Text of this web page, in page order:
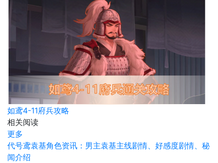
如鸢4-11府兵攻略
相关阅读
更多
代号鸢袁基角色资讯：男主袁基主线剧情、好感度剧情、秘
闻介绍